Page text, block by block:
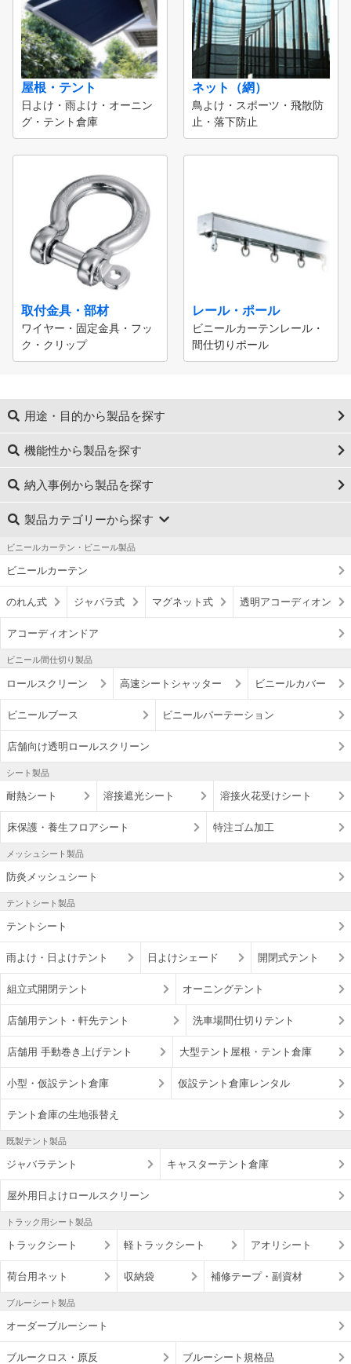
屋根・テント
日よけ・雨よけ・オーニン
グ・テント倉庫
ネット（網）
鳥よけ・スポーツ・飛散防
止・落下防止
取付金具・部材
ワイヤー・固定金具・フッ
ク・クリップ
レール・ポール
ビニールカーテンレール・
間仕切りポール
用途・目的から製品を探す
機能性から製品を探す
納入事例から製品を探す
製品カテゴリーから探す
ビニールカーテン・ビニール製品
ビニールカーテン
のれん式 ジャバラ式 マグネット式 透明アコーディオン
アコーディオンドア
ビニール間仕切り製品
ロールスクリーン 高速シートシャッター ビニールカバー
ビニールブース ビニールパーテーション
店舗向け透明ロールスクリーン
シート製品
耐熱シート 溶接遮光シート 溶接火花受けシート
床保護・養生フロアシート 特注ゴム加工
メッシュシート製品
防炎メッシュシート
テントシート製品
テントシート
雨よけ・日よけテント 日よけシェード 開閉式テント
組立式開閉テント オーニングテント
店舗用テント・軒先テント 洗車場間仕切りテント
店舗用 手動巻き上げテント 大型テント屋根・テント倉庫
小型・仮設テント倉庫 仮設テント倉庫レンタル
テント倉庫の生地張替え
既製テント製品
ジャバラテント キャスターテント倉庫
屋外用日よけロールスクリーン
トラック用シート製品
トラックシート 軽トラックシート アオリシート
荷台用ネット 収納袋 補修テープ・副資材
ブルーシート製品
オーダーブルーシート
ブルークロス・原反 ブルーシート規格品